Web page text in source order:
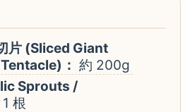
片 (Sliced Giant
： 約 200g
Sprouts /
1 根